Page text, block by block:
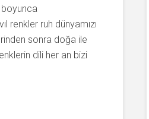
boyunca
renkler ruh dünyamızı
sonra doğa ile
dili her an bizi